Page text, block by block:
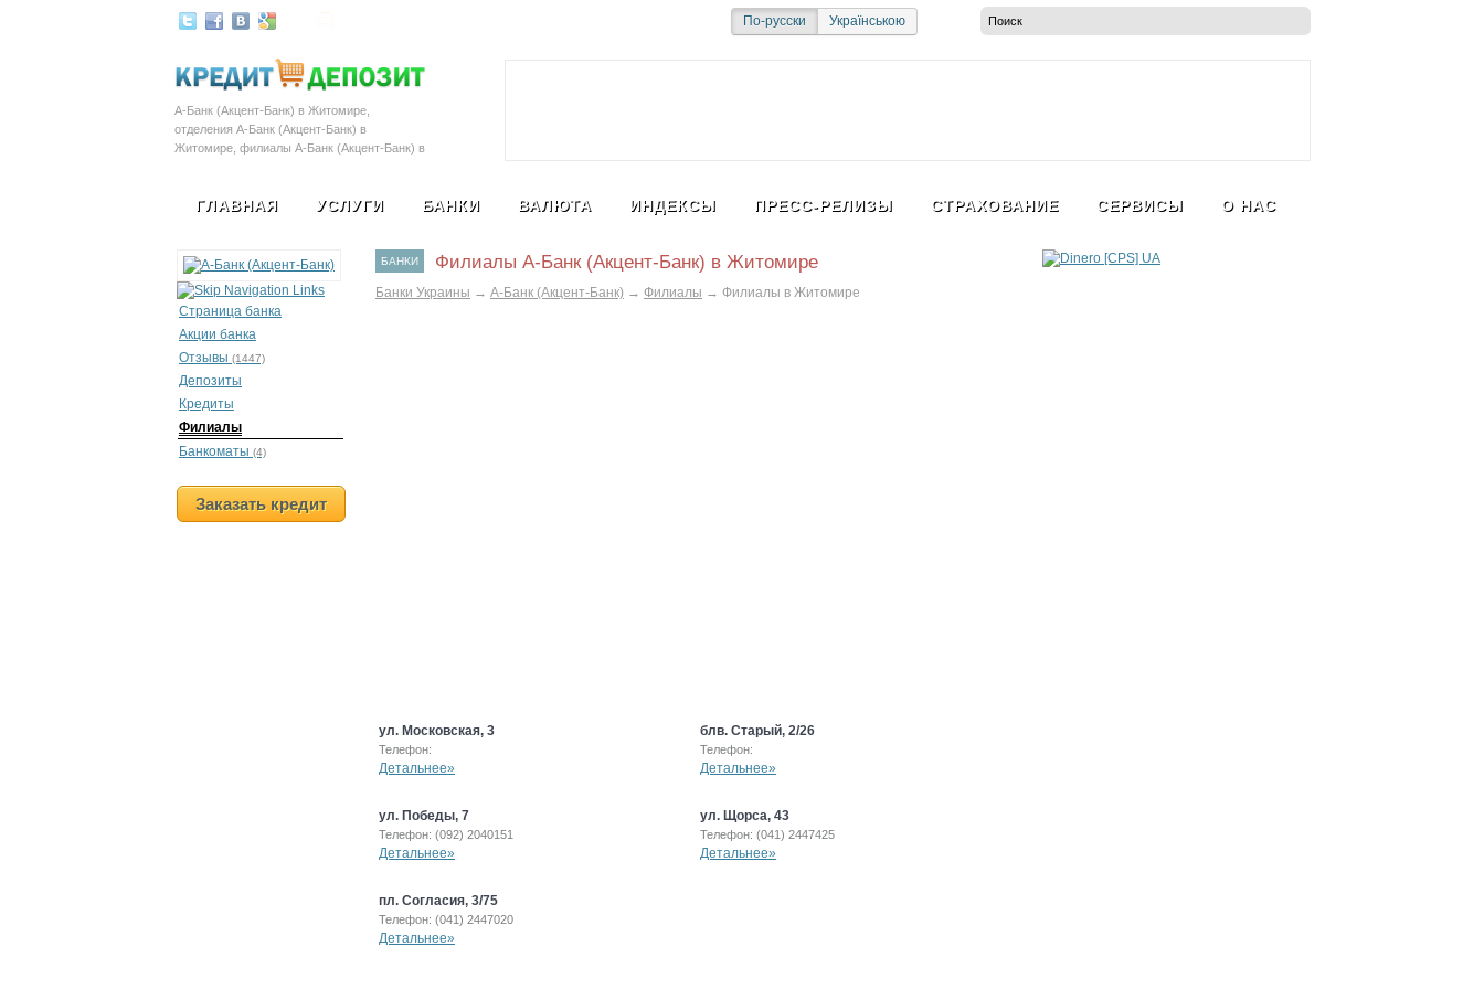
По-русски Українською
А-Банк (Акцент-Банк) в Житомире,
отделения А-Банк (Акцент-Банк) в
Житомире, филиалы А-Банк (Акцент-Банк) в
Житомире
ГЛАВНАЯ УСЛУГИ БАНКИ ВАЛЮТА ИНДЕКСЫ ПРЕСС-РЕЛИЗЫ СТРАХОВАНИЕ СЕРВИСЫ О НАС
Страница банка
Акции банка
Отзывы (1447)
Депозиты
Кредиты
Филиалы
Банкоматы (4)
Заказать кредит
БАНКИ Филиалы А-Банк (Акцент-Банк) в Житомире
Банки Украины → А-Банк (Акцент-Банк) → Филиалы → Филиалы в Житомире
ул. Московская, 3
Телефон:
Детальнее»
блв. Старый, 2/26
Телефон:
Детальнее»
ул. Победы, 7
Телефон: (092) 2040151
Детальнее»
ул. Щорса, 43
Телефон: (041) 2447425
Детальнее»
пл. Согласия, 3/75
Телефон: (041) 2447020
Детальнее»